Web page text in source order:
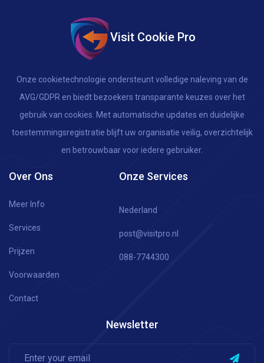
Visit Cookie Pro
Onze cookietechnologie ondersteunt volledige naleving van de
AVG/GDPR en biedt bezoekers transparante keuzes over het
gebruik van cookies. Met automatische updates en duidelijke
toestemmingsregistratie blijft uw organisatie veilig, overzichtelijk
en betrouwbaar voor iedere gebruiker.
Over Ons
Meer Info
Services
Prijzen
Voorwaarden
Contact
Onze Services
Nederland
post@visitpro.nl
088-7744300
Newsletter